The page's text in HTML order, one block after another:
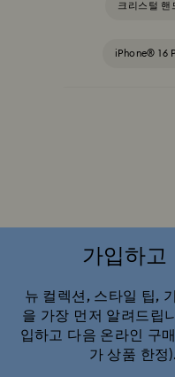
크리스털 핸
iPhone® 16
iPhone® 16 Pro 케이스
가입하고
뉴 컬렉션, 스타일 팁,
을 가장 먼저 알려드립
입하고 다음 온라인 구
가 상품 한정).